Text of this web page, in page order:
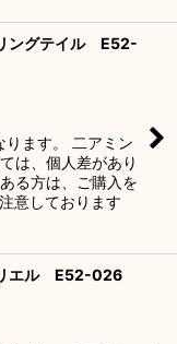
リングテイル E52-
ます。 二アミン
は、個人差があり
る方は、ご購入を
意しております
リエル E52-026